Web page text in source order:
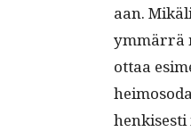
aan.
ymmär­rä
ottaa